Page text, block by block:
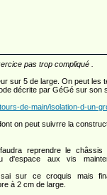
pas trop compliqué .
sur 5 de large. On peut les
décrite par GéGé sur son
de-main/isolation-d-un-
on peut suivrre la
reprendre le châssis
d'espace aux vis
sur ce croquis mais
à 2 cm de large.